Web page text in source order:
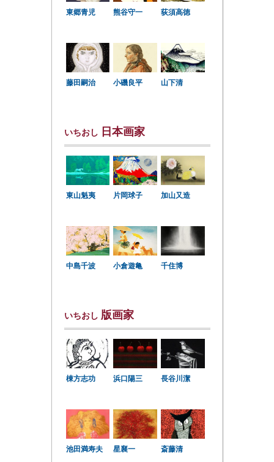
東郷青児 熊谷守一 荻須高徳
藤田嗣治 小磯良平 山下清
いちおし 日本画家
東山魁夷 片岡球子 加山又造
中島千波 小倉遊亀 千住博
いちおし 版画家
棟方志功 浜口陽三 長谷川潔
池田満寿夫 星襄一 斎藤清